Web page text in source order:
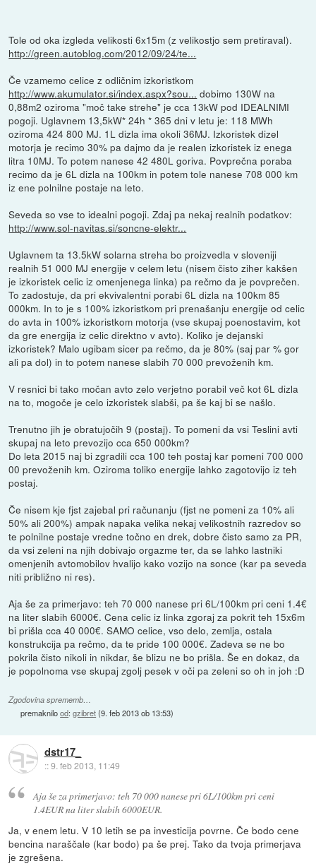
Tole od oka izgleda velikosti 6x15m (z velikostjo sem pretiraval).
http://green.autoblog.com/2012/09/24/te...
Če vzamemo celice z odličnim izkoristkom
http://www.akumulator.si/index.aspx?sou... dobimo 130W na
0,88m2 oziroma "moč take strehe" je cca 13kW pod IDEALNIMI
pogoji. Uglavnem 13,5kW* 24h * 365 dni v letu je: 118 MWh
oziroma 424 800 MJ. 1L dizla ima okoli 36MJ. Izkoristek dizel
motorja je recimo 30% pa dajmo da je realen izkoristek iz enega
litra 10MJ. To potem nanese 42 480L goriva. Povprečna poraba
recimo da je 6L dizla na 100km in potem tole nanese 708 000 km
iz ene polnilne postaje na leto.
Seveda so vse to idealni pogoji. Zdaj pa nekaj realnih podatkov:
http://www.sol-navitas.si/soncne-elektr...
Uglavnem ta 13.5kW solarna streha bo proizvedla v sloveniji
realnih 51 000 MJ energije v celem letu (nisem čisto ziher kakšen
je izkoristek celic iz omenjenega linka) pa rečmo da je povprečen.
To zadostuje, da pri ekvivalentni porabi 6L dizla na 100km 85
000km. In to je s 100% izkoristkom pri prenašanju energije od celic
do avta in 100% izkoristkom motorja (vse skupaj poenostavim, kot
da gre energija iz celic direktno v avto). Koliko je dejanski
izkoristek? Malo ugibam sicer pa rečmo, da je 80% (saj par % gor
ali pa dol) in to potem nanese slabih 70 000 prevoženih km.
V resnici bi tako močan avto zelo verjetno porabil več kot 6L dizla
na to, mogoče je celo izkoristek slabši, pa še kaj bi se našlo.
Trenutno jih je obratujočih 9 (postaj). To pomeni da vsi Teslini avti
skupaj na leto prevozijo cca 650 000km?
Do leta 2015 naj bi zgradili cca 100 teh postaj kar pomeni 700 000
00 prevoženih km. Oziroma toliko energije lahko zagotovijo iz teh
postaj.
Če nisem kje fjst zajebal pri računanju (fjst ne pomeni za 10% ali
50% ali 200%) ampak napaka velika nekaj velikostnih razredov so
te polnilne postaje vredne točno en drek, dobre čisto samo za PR,
da vsi zeleni na njih dobivajo orgazme ter, da se lahko lastniki
omenjenih avtomobilov hvalijo kako vozijo na sonce (kar pa seveda
niti približno ni res).
Aja še za primerjavo: teh 70 000 nanese pri 6L/100km pri ceni 1.4€
na liter slabih 6000€. Cena celic iz linka zgoraj za pokrit teh 15x6m
bi prišla cca 40 000€. SAMO celice, vso delo, zemlja, ostala
konstrukcija pa rečmo, da te pride 100 000€. Zadeva se ne bo
pokrila čisto nikoli in nikdar, še blizu ne bo prišla. Še en dokaz, da
je popolnoma vse skupaj zgolj pesek v oči pa zeleni so oh in joh :D
Zgodovina sprememb…
premaknilood:gzibret(9. feb 2013 ob 13:53)
dstr17_
::9. feb 2013, 11:49
Aja še za primerjavo: teh 70 000 nanese pri 6L/100km pri ceni
1.4EUR na liter slabih 6000EUR.
Ja, v enem letu. V 10 letih se pa investicija povrne. Če bodo cene
bencina naraščale (kar bodo) pa še prej. Tako da tvoja primerjava
je zgrešena.